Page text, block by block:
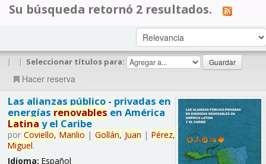
Su búsqueda retornó 2 resultados.
| | Seleccionar títulos para:
Hacer reserva
Las alianzas público - privadas en
energías renovables en América
Latina y el Caribe
por Coviello, Manlio | Gollán, Juan | Pérez,
Miguel.
Idioma: Español